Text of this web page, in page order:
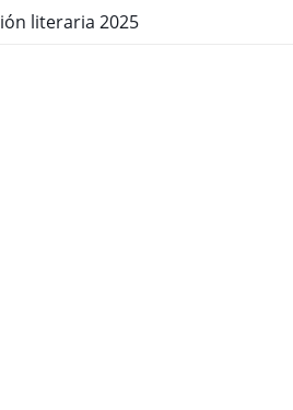
literaria 2025